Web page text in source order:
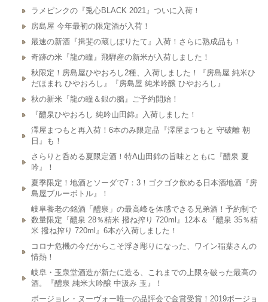
ラメピンクの『兎心BLACK 2021』ついに入荷！
房島屋 今年最初の限定酒が入荷！
最速の新酒『揖斐の蔵しぼりたて』入荷！さらに熟成品も！
奇跡の米『龍の瞳』飛騨産の新米が入荷しました！
秋限定！房島屋ひやおろし2種、入荷しました！『房島屋 純米ひ
だほまれ ひやおろし』『房島屋 純米吟醸 ひやおろし』
秋の新米『龍の瞳＆銀の朏』ご予約開始！
『醴泉ひやおろし 純吟山田錦』入荷しました！
澤屋まつもと再入荷！6本のみ限定品『澤屋まつもと 守破離 朝
日』も！
さらりと呑める夏限定酒！特A山田錦の旨味とともに『醴泉 夏
吟』！
夏季限定！地酒とソーダで7：3！ゴクゴク飲める日本酒地酒『房
島屋ブルーボトル』！
岐阜養老の銘酒「醴泉」の最高峰を体感できる兄弟酒！予約制で
数量限定『醴泉 28％精米 撥ね搾り 720ml』12本＆『醴泉 35％精
米 撥ね搾り 720ml』6本が入荷しました！
コロナ危機の今だからこそ浮き彫りになった、ワイン稲葉さんの
情熱！
岐阜・玉泉堂酒造が新たに造る、これまでの上限を破った最高の
酒。『醴泉 純米大吟醸 中汲み 玉』！
ボージョレ・ヌーヴォー唯一の品評会で金賞受賞！2019ボージョ